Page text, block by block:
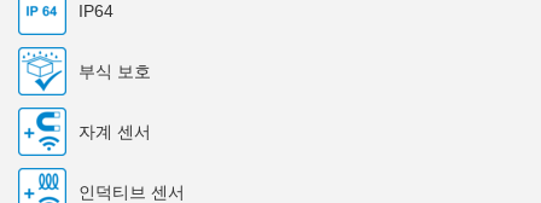
IP64
부식 보호
자계 센서
인덕티브 센서